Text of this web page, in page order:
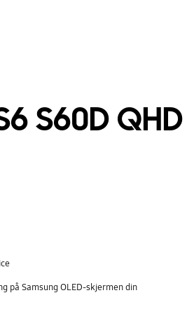
S60D QHD
på Samsung OLED-skjermen din